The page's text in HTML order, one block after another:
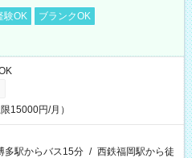
験OK
ブランクOK
15000円/月）
多駅からバス15分 / 西鉄福岡駅から徒